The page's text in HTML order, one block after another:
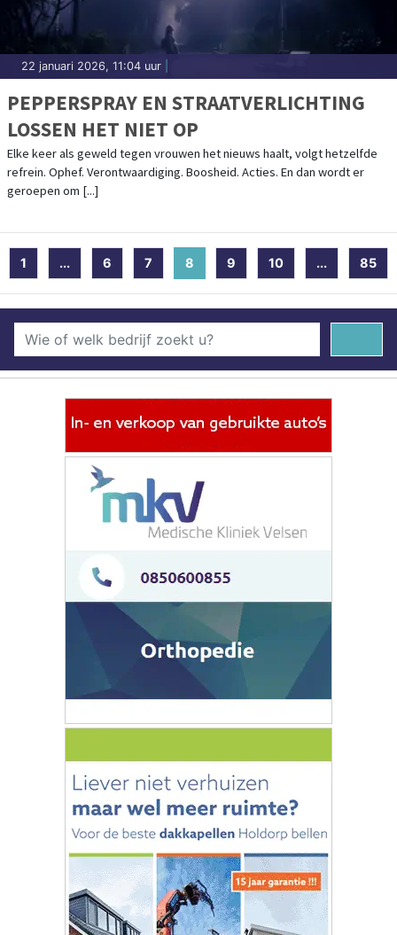
22 januari 2026, 11:04 uur
PEPPERSPRAY EN STRAATVERLICHTING
LOSSEN HET NIET OP
Elke keer als geweld tegen vrouwen het nieuws haalt, volgt hetzelfde
refrein. Ophef. Verontwaardiging. Boosheid. Acties. En dan wordt er
geroepen om [...]
1 ... 6 7 8 (current)
9 10 ... 85